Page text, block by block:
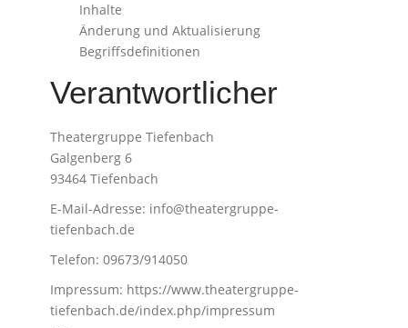
Inhalte
Änderung und Aktualisierung
Begriffsdefinitionen
Verantwortlicher
Theatergruppe Tiefenbach
Galgenberg 6
93464 Tiefenbach
E-Mail-Adresse: info@theatergruppe-
tiefenbach.de
Telefon: 09673/914050
Impressum: https://www.theatergruppe-
tiefenbach.de/index.php/impressum